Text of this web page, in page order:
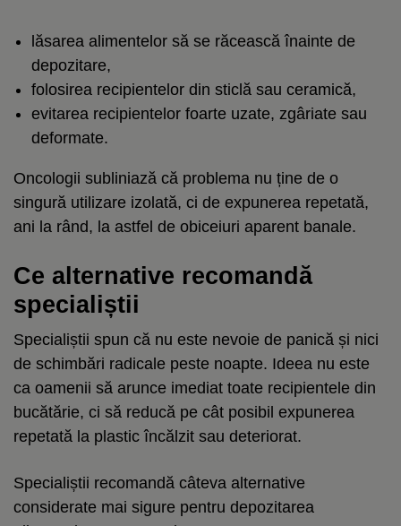
lăsarea alimentelor să se răcească înainte de
depozitare,
folosirea recipientelor din sticlă sau ceramică,
evitarea recipientelor foarte uzate, zgâriate sau
deformate.
Oncologii subliniază că problema nu ține de o
singură utilizare izolată, ci de expunerea repetată,
ani la rând, la astfel de obiceiuri aparent banale.
Ce alternative recomandă
specialiștii
Specialiștii spun că nu este nevoie de panică și nici
de schimbări radicale peste noapte. Ideea nu este
ca oamenii să arunce imediat toate recipientele din
bucătărie, ci să reducă pe cât posibil expunerea
repetată la plastic încălzit sau deteriorat.
Specialiștii recomandă câteva alternative
considerate mai sigure pentru depozitarea